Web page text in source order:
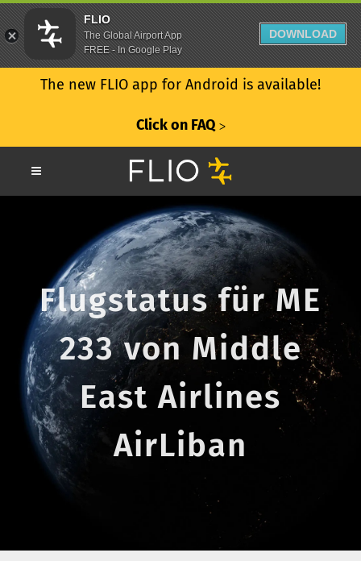
The new FLIO app for Android is available!
Click on FAQ ᐳ
Flugstatus für ME
233 von Middle
East Airlines
AirLiban
FLIO
The Global Airport App
FREE - In Google Play
DOWNLOAD